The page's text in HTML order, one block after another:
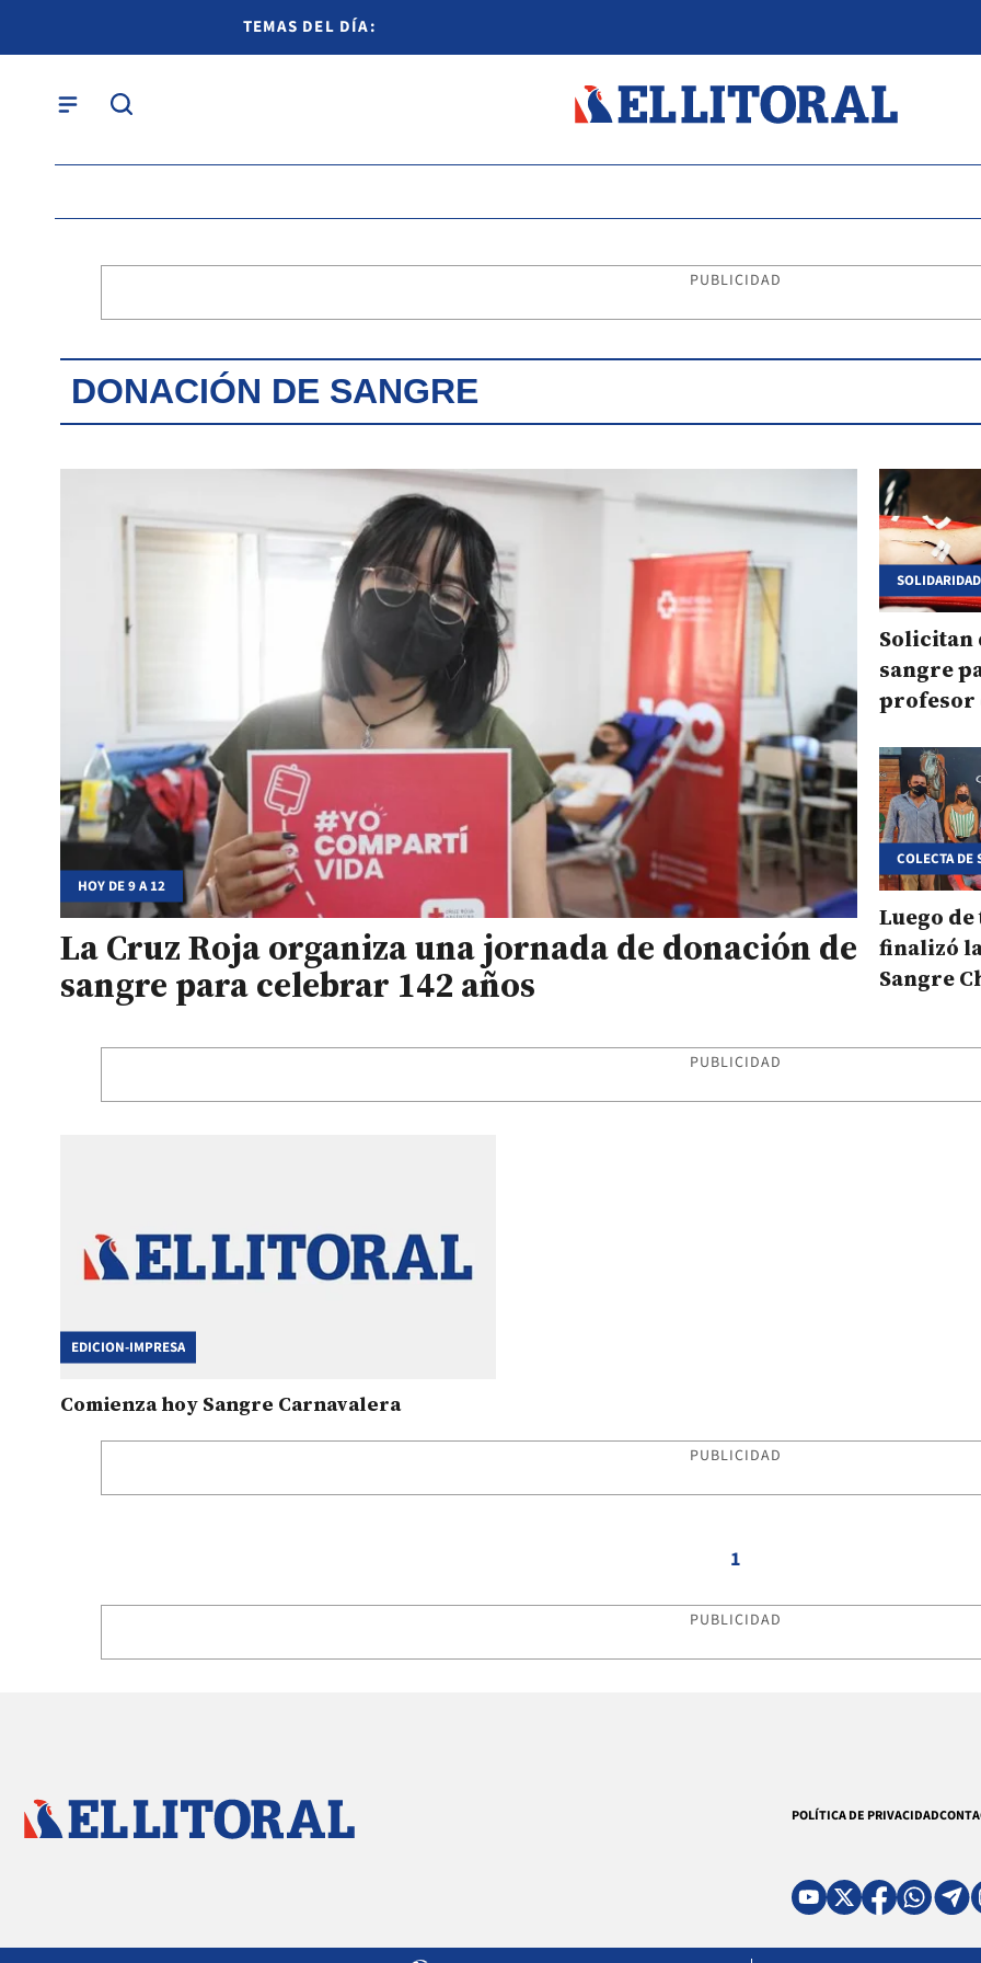
TEMAS DEL DÍA:
PUBLICIDAD
DONACIÓN DE SANGRE
HOY DE 9 A 12
La Cruz Roja organiza una jornada de donación de
sangre para celebrar 142 años
SOLIDARIDAD
Solicitan
sangre
profesor
COLECTA DE
Luego
finalizó
Sangre
PUBLICIDAD
EDICION-IMPRESA
Comienza hoy Sangre Carnavalera
PUBLICIDAD
1
PUBLICIDAD
POLÍTICA DE PRIVACIDAD